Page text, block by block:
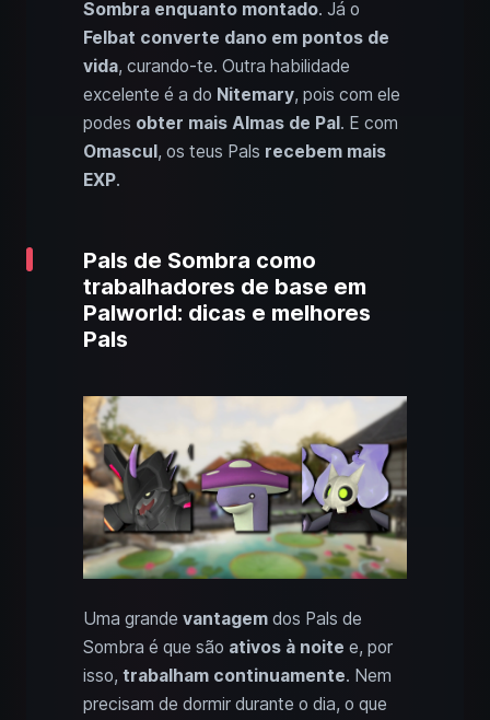
Sombra enquanto montado. Já o
Felbat converte dano em pontos de
vida, curando-te. Outra habilidade
excelente é a do Nitemary, pois com ele
podes obter mais Almas de Pal . E com
Omascul , os teus Pals recebem mais
EXP.
Pals de Sombra como
trabalhadores de base em
Palworld: dicas e melhores
Pals
Uma grande vantagem dos Pals de
Sombra é que são ativos à noite e, por
isso, trabalham continuamente. Nem
precisam de dormir durante o dia, o que